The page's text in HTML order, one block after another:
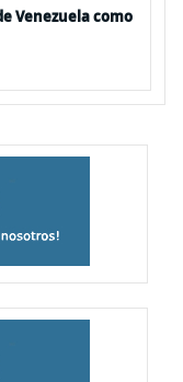
Venezuela como